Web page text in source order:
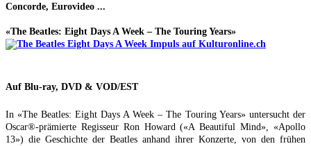
Concorde, Eurovideo ...
«The Beatles: Eight Days A Week – The Touring Years»
Auf Blu-ray, DVD & VOD/EST
In «The Beatles: Eight Days A Week – The Touring Years» untersucht der
Oscar®-prämierte Regisseur Ron Howard («A Beautiful Mind», «Apollo
13») die Geschichte der Beatles anhand ihrer Konzerte, von den frühen